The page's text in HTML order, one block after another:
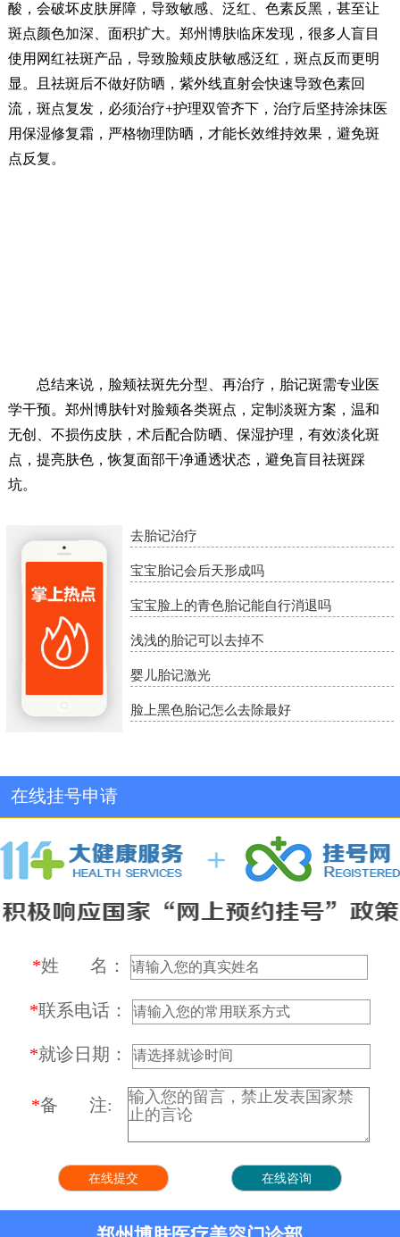
酸，会破坏皮肤屏障，导致敏感、泛红、色素反黑，甚至让
斑点颜色加深、面积扩大。郑州博肤临床发现，很多人盲目
使用网红祛斑产品，导致脸颊皮肤敏感泛红，斑点反而更明
显。且祛斑后不做好防晒，紫外线直射会快速导致色素回
流，斑点复发，必须治疗+护理双管齐下，治疗后坚持涂抹医
用保湿修复霜，严格物理防晒，才能长效维持效果，避免斑
点反复。
总结来说，脸颊祛斑先分型、再治疗，胎记斑需专业医
学干预。郑州博肤针对脸颊各类斑点，定制淡斑方案，温和
无创、不损伤皮肤，术后配合防晒、保湿护理，有效淡化斑
点，提亮肤色，恢复面部干净通透状态，避免盲目祛斑踩
坑。
去胎记治疗
宝宝胎记会后天形成吗
宝宝脸上的青色胎记能自行消退吗
浅浅的胎记可以去掉不
婴儿胎记激光
脸上黑色胎记怎么去除最好
在线挂号申请
*姓 名：
*联系电话：
*就诊日期：
*备 注: